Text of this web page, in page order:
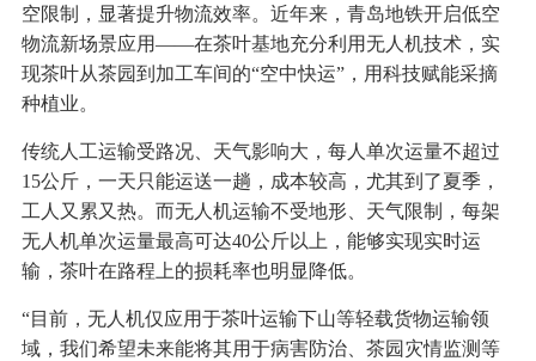
空限制，显著提升物流效率。近年来，青岛地铁开启低空
物流新场景应用——在茶叶基地充分利用无人机技术，实
现茶叶从茶园到加工车间的“空中快运”，用科技赋能采摘
种植业。
传统人工运输受路况、天气影响大，每人单次运量不超过
15公斤，一天只能运送一趟，成本较高，尤其到了夏季，
工人又累又热。而无人机运输不受地形、天气限制，每架
无人机单次运量最高可达40公斤以上，能够实现实时运
输，茶叶在路程上的损耗率也明显降低。
“目前，无人机仅应用于茶叶运输下山等轻载货物运输领
域，我们希望未来能将其用于病害防治、茶园灾情监测等